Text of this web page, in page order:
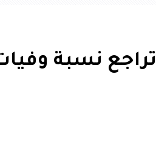
نسبة